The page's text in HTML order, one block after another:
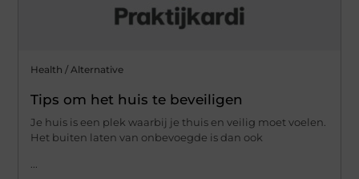
Health / Alternative
Tips om het huis te beveiligen
Je huis is een plek waarbij je thuis en veilig moet voelen.
Het buiten laten van onbevoegde is dan ook
...